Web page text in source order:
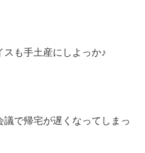
スも手土産にしよっか♪
で帰宅が遅くなってしまっ